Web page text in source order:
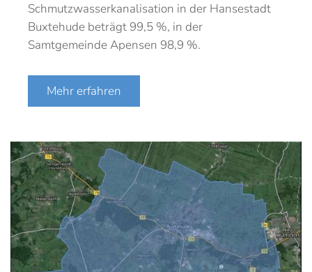
Schmutzwasserkanalisation in der Hansestadt
Buxtehude beträgt 99,5 %, in der
Samtgemeinde Apensen 98,9 %.
Mehr erfahren